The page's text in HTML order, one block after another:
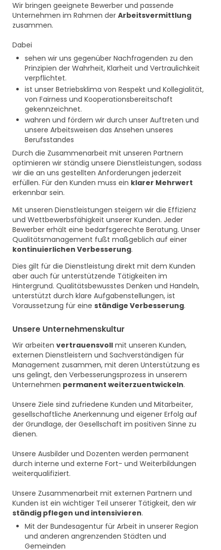
Wir bringen geeignete Bewerber und passende
Unternehmen im Rahmen der Arbeitsvermittlung
zusammen.
Dabei
sehen wir uns gegenüber Nachfragenden zu den
Prinzipien der Wahrheit, Klarheit und Vertraulichkeit
verpflichtet.
ist unser Betriebsklima von Respekt und Kollegialität,
von Fairness und Kooperationsbereitschaft
gekennzeichnet.
wahren und fördern wir durch unser Auftreten und
unsere Arbeitsweisen das Ansehen unseres
Berufsstandes
Durch die Zusammenarbeit mit unseren Partnern
optimieren wir ständig unsere Dienstleistungen, sodass
wir die an uns gestellten Anforderungen jederzeit
erfüllen. Für den Kunden muss ein klarer Mehrwert
erkennbar sein.
Mit unseren Dienstleistungen steigern wir die Effizienz
und Wettbewerbsfähigkeit unserer Kunden. Jeder
Bewerber erhält eine bedarfsgerechte Beratung. Unser
Qualitätsmanagement fußt maßgeblich auf einer
kontinuierlichen Verbesserung.
Dies gilt für die Dienstleistung direkt mit dem Kunden
aber auch für unterstützende Tätigkeiten im
Hintergrund. Qualitätsbewusstes Denken und Handeln,
unterstützt durch klare Aufgabenstellungen, ist
Voraussetzung für eine ständige Verbesserung.
Unsere Unternehmenskultur
Wir arbeiten vertrauensvoll mit unseren Kunden,
externen Dienstleistern und Sachverständigen für
Management zusammen, mit deren Unterstützung es
uns gelingt, den Verbesserungsprozess in unserem
Unternehmen permanent weiterzuentwickeln.
Unsere Ziele sind zufriedene Kunden und Mitarbeiter,
gesellschaftliche Anerkennung und eigener Erfolg auf
der Grundlage, der Gesellschaft im positiven Sinne zu
dienen.
Unsere Ausbilder und Dozenten werden permanent
durch interne und externe Fort- und Weiterbildungen
weiterqualifiziert.
Unsere Zusammenarbeit mit externen Partnern und
Kunden ist ein wichtiger Teil unserer Tätigkeit, den wir
ständig pflegen und intensivieren.
Mit der Bundesagentur für Arbeit in unserer Region
und anderen angrenzenden Städten und
Gemeinden